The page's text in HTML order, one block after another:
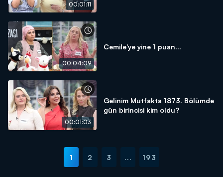
00:01:11
00:04:09
Cemile'ye yine 1 puan...
00:01:03
Gelinim Mutfakta 1873. Bölümde
gün birincisi kim oldu?
1 2 3 ... 193